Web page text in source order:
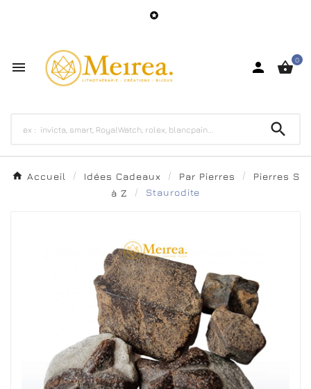

  0

Accueil Idées Cadeaux Par Pierres
Pierres S
à Z
Staurodite